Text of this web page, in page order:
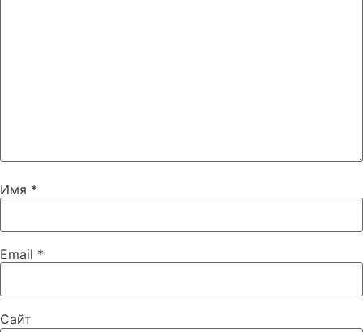
Имя *
Email *
Сайт